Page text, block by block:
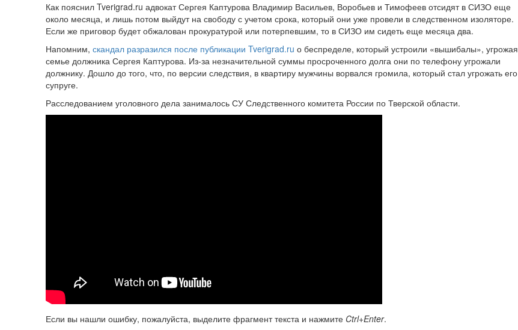
Как пояснил Tverigrad.ru адвокат Сергея Каптурова Владимир Васильев, Воробьев и Тимофеев отсидят в СИЗО еще
около месяца, и лишь потом выйдут на свободу с учетом срока, который они уже провели в следственном изоляторе.
Если же приговор будет обжалован прокуратурой или потерпевшим, то в СИЗО им сидеть еще месяца два.
Напомним,скандал разразился после публикации Tverigrad.ru о беспределе, который устроили «вышибалы», угрожая
семье должника Сергея Каптурова. Из-за незначительной суммы просроченного долга они по телефону угрожали
должнику. Дошло до того, что, по версии следствия, в квартиру мужчины ворвался громила, который стал угрожать его
супруге.
Расследованием уголовного дела занималось СУ Следственного комитета России по Тверской области.
Если вы нашли ошибку, пожалуйста, выделите фрагмент текста и нажмите Ctrl+Enter.